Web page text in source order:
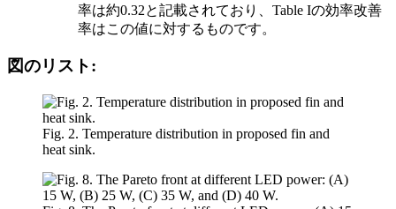
率は約0.32と記載されており、Table Iの効率改善
率はこの値に対するものです。
図のリスト:
Fig. 2. Temperature distribution in proposed fin and
heat sink.